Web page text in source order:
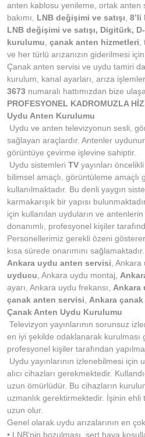
anten kablosu yenileme, ortak anten
bakımı, LNB değişimi ve satışı, 8’li
LNB değişimi ve satışı, Digitürk,
kurulumu, çanak anten hizmetleri,
ve her türlü arızanızın giderilmesi
Çanak anten servisi ve uydu tamiri
kurulum, kanal ayarları, arıza
3673 numaralı hattımızdan bize
PROFESYONEL KADROMUZLA
Uydu Anten Kurulumu
Uydu ve anten televizyonun sesli,
sağlayan araçlardır. Antenler
görüntüye çevirme işlevine sahiptir.
Uydu sistemleri TV yayınları
bilimsel amaçlı, görüntüleme amaçlı
kullanılmaktadır. Bu denli yaygın
karmakarışık bir yapısı
için kullanılan uyduların ve
donanımlı, profesyonel kişiler
Personellerimiz gerekli özeni
kısa sürede onarımını sağlamaktadır.
Ankara uydu anten servisi, Ankara
uyducu, Ankara uydu montaj,
ayarı, Ankara uydu frekansı, Ankara
çanak anten servisi, Ankara
Çanak Anten Uydu Kurulumu
Televizyon yayınlarının sorunsuz
en iyi şekilde odaklanarak kurulması
profesyonel kişiler tarafından
Uydu yayınlarının izlenebilmesi için
alıcı cihazları gerekmektedir.
uzun ömürlüdür. Bu cihazların
uzmanlık gerektirmektedir. İşinin ehli
uzun olur.
Genel olarak uydu arızalarının en
• LNB’nin bozulması, sert hava